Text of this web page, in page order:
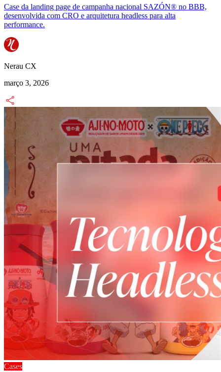
Case da landing page de campanha nacional SAZÓN® no BBB,
desenvolvida com CRO e arquitetura headless para alta
performance.
Nerau CX
março 3, 2026
Cases